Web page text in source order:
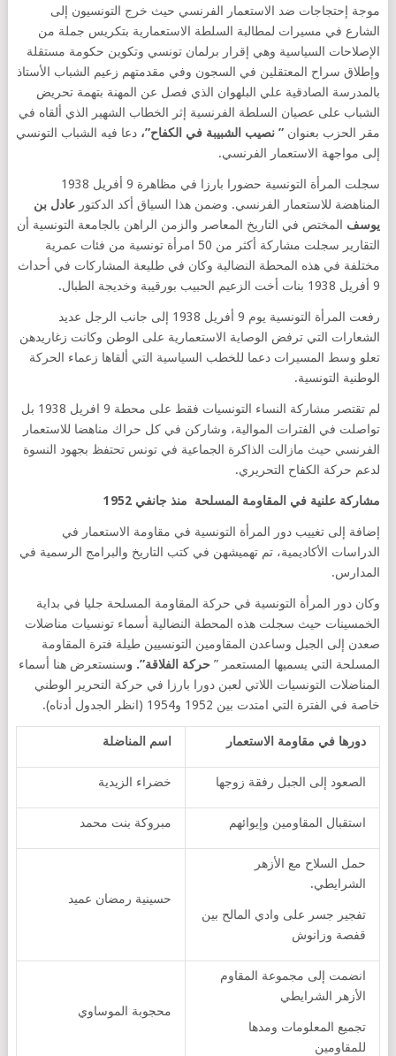
موجة إحتجاجات ضد الاستعمار الفرنسي حيث خرج التونسيون إلى
الشارع في مسيرات لمطالبة السلطة الاستعمارية بتكريس جملة من
الإصلاحات السياسية وهي إقرار برلمان تونسي وتكوين حكومة مستقلة
وإطلاق سراح المعتقلين في السجون وفي مقدمتهم زعيم الشباب الأستاذ
بالمدرسة الصادقية علي البلهوان الذي فصل عن المهنة بتهمة تحريض
الشباب على عصيان السلطة الفرنسية إثر الخطاب الشهير الذي ألقاه في
مقر الحزب بعنوان ” نصيب الشبيبة في الكفاح”، دعا فيه الشباب التونسي
إلى مواجهة الاستعمار الفرنسي.
سجلت المرأة التونسية حضورا بارزا في مظاهرة 9 أفريل 1938
المناهضة للاستعمار الفرنسي. وضمن هذا السياق أكد الدكتور عادل بن
يوسف المختص في التاريخ المعاصر والزمن الراهن بالجامعة التونسية أن
التقارير سجلت مشاركة أكثر من 50 امرأة تونسية من فئات عمرية
مختلفة في هذه المحطة النضالية وكان في طليعة المشاركات في أحداث
9 أفريل 1938 بنات أخت الزعيم الحبيب بورقيبة وخديجة الطبال.
رفعت المرأة التونسية يوم 9 أفريل 1938 إلى جانب الرجل عديد
الشعارات التي ترفض الوصاية الاستعمارية على الوطن وكانت زغاريدهن
تعلو وسط المسيرات دعما للخطب السياسية التي ألقاها زعماء الحركة
الوطنية التونسية.
لم تقتصر مشاركة النساء التونسيات فقط على محطة 9 افريل 1938 بل
تواصلت في الفترات الموالية، وشاركن في كل حراك مناهضا للاستعمار
الفرنسي حيث مازالت الذاكرة الجماعية في تونس تحتفظ بجهود النسوة
لدعم حركة الكفاح التحريري.
مشاركة علنية في المقاومة المسلحة منذ جانفي 1952
إضافة إلى تغييب دور المرأة التونسية في مقاومة الاستعمار في
الدراسات الأكاديمية، تم تهميشهن في كتب التاريخ والبرامج الرسمية في
المدارس.
وكان دور المرأة التونسية في حركة المقاومة المسلحة جليا في بداية
الخمسينات حيث سجلت هذه المحطة النضالية أسماء تونسيات مناضلات
صعدن إلى الجبل وساعدن المقاومين التونسيين طيلة فترة المقاومة
المسلحة التي يسميها المستعمر ” حركة الفلاقة”. وسنستعرض هنا أسماء
المناضلات التونسيات اللاتي لعبن دورا بارزا في حركة التحرير الوطني
خاصة في الفترة التي امتدت بين 1952 و1954 (انظر الجدول أدناه).
دورها في مقاومة الاستعمار اسم المناضلة
الصعود إلى الجبل رفقة زوجها خضراء الزيدية
استقبال المقاومين وإيوائهم مبروكة بنت محمد
حمل السلاح مع الأزهر
الشرايطي.
تفجير جسر على وادي المالح بين
قفصة وزانوش
حسينية رمضان عميد
انضمت إلى مجموعة المقاوم
الأزهر الشرايطي
تجميع المعلومات ومدها
للمقاومين
محجوبة الموساوي